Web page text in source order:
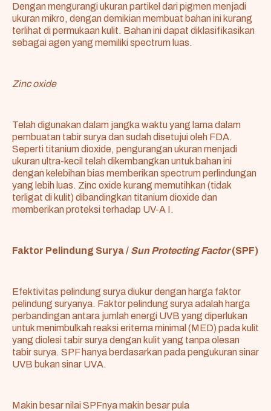
Dengan mengurangi ukuran partikel dari pigmen menjadi
ukuran mikro, dengan demikian membuat bahan ini kurang
terlihat di permukaan kulit. Bahan ini dapat diklasifikasikan
sebagai agen yang memiliki spectrum luas.
Zinc oxide
Telah digunakan dalam jangka waktu yang lama dalam
pembuatan tabir surya dan sudah disetujui oleh FDA.
Seperti titanium dioxide, pengurangan ukuran menjadi
ukuran ultra-kecil telah dikembangkan untuk bahan ini
dengan kelebihan bias memberikan spectrum perlindungan
yang lebih luas. Zinc oxide kurang memutihkan (tidak
terligat di kulit) dibandingkan titanium dioxide dan
memberikan proteksi terhadap UV-A I.
Faktor Pelindung Surya / Sun Protecting Factor(SPF)
Efektivitas pelindung surya diukur dengan harga faktor
pelindung suryanya. Faktor pelindung surya adalah harga
perbandingan antara jumlah energi UVB yang diperlukan
untuk menimbulkah reaksi eritema minimal (MED) pada kulit
yang diolesi tabir surya dengan kulit yang tanpa olesan
tabir surya. SPF hanya berdasarkan pada pengukuran sinar
UVB bukan sinar UVA.
Makin besar nilai SPFnya makin besar pula